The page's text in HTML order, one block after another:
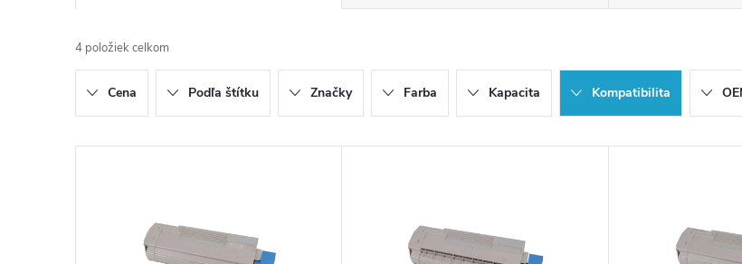
a
d
e
n
4 položiek celkom
Cena Podľa štítku Značky Farba Kapacita Kompatibilita